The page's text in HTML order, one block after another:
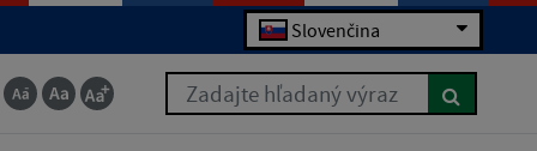
Slovenčina
Zadajte hľadaný výraz